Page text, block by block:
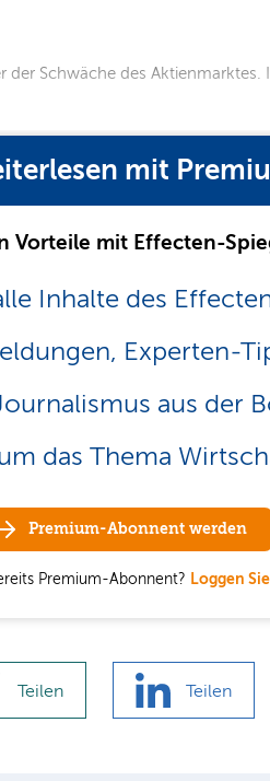
Schwäche des
mit
Vorteile mit Effecten-
Inhalte des
Experten-
aus der
das Thema
Premium-Abonnent werden
Premium-Abonnent? Loggen
Teilen Teilen